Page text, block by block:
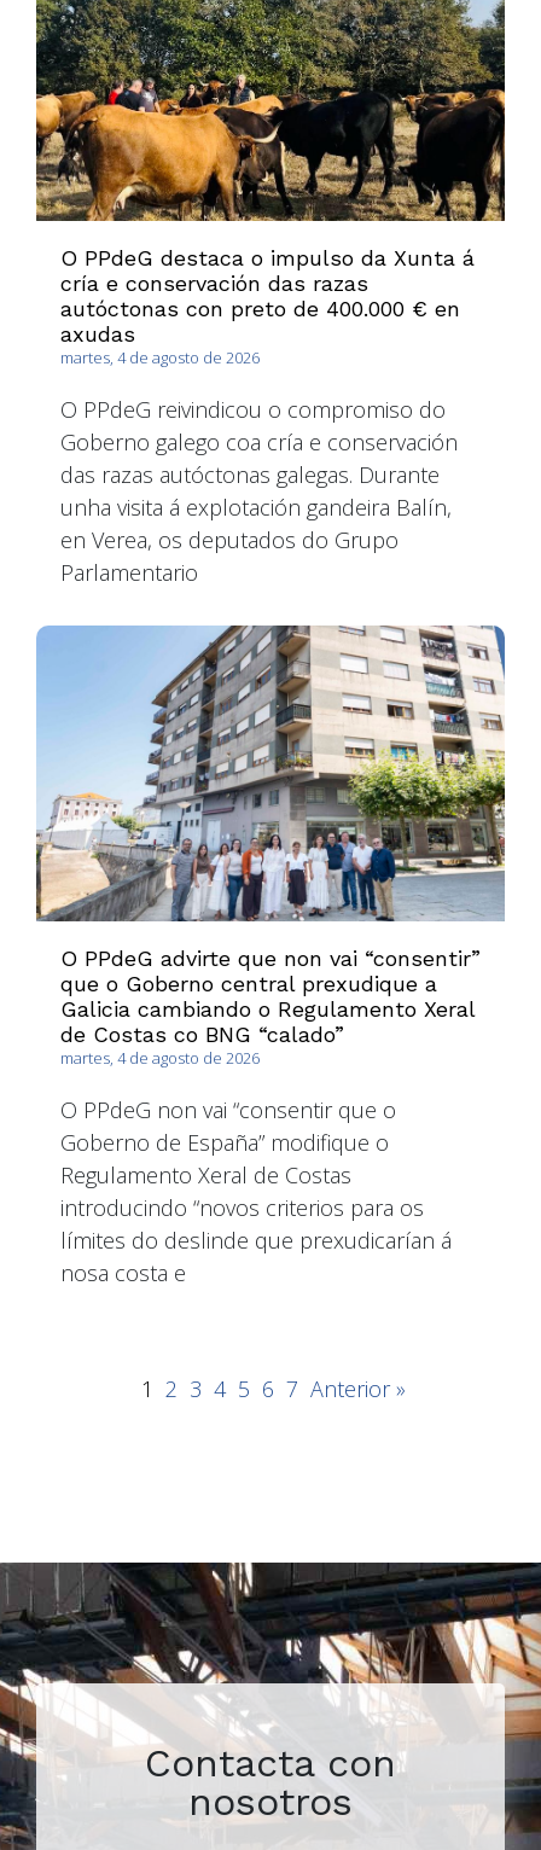
O PPdeG destaca o impulso da Xunta á
cría e conservación das razas
autóctonas con preto de 400.000 € en
axudas
martes, 4 de agosto de 2026
O PPdeG reivindicou o compromiso do
Goberno galego coa cría e conservación
das razas autóctonas galegas. Durante
unha visita á explotación gandeira Balín,
en Verea, os deputados do Grupo
Parlamentario
O PPdeG advirte que non vai “consentir”
que o Goberno central prexudique a
Galicia cambiando o Regulamento Xeral
de Costas co BNG “calado”
martes, 4 de agosto de 2026
O PPdeG non vai “consentir que o
Goberno de España” modifique o
Regulamento Xeral de Costas
introducindo “novos criterios para os
límites do deslinde que prexudicarían á
nosa costa e
1 2 3 4 5 6 7 Anterior »
Contacta con
nosotros